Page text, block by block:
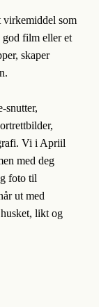
virkemiddel som
god film eller et
skaper
snutter,
Vi i Apriil
med deg
foto til
ut med
likt og